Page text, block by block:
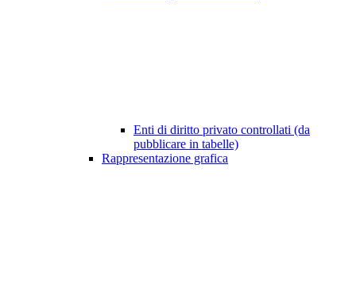
Enti di diritto privato controllati (da
pubblicare in tabelle)
Rappresentazione grafica